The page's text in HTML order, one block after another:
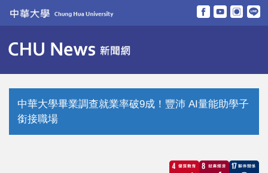
跳
要
內
中華大學畢業調查就業率破9成！豐沛 AI量能助學子
銜接職場